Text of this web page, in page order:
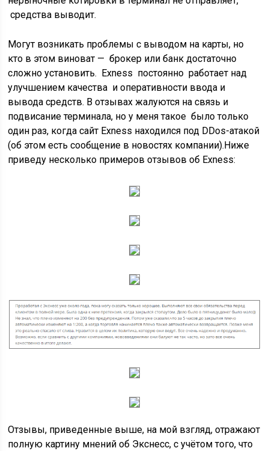
средства выводит.
Могут возникать проблемы с выводом на карты, но
кто в этом виноват — брокер или банк достаточно
сложно установить. Exness постоянно работает над
улучшением качества и оперативности ввода и
вывода средств. В отзывах жалуются на связь и
подвисание терминала, но у меня такое было только
один раз, когда сайт Exness находился под DDos-атакой
(об этом есть сообщение в новостях компании).Ниже
приведу несколько примеров отзывов об Exness:
Отзывы, приведенные выше, на мой взгляд, отражают
полную картину мнений об Экснесс, с учётом того, что